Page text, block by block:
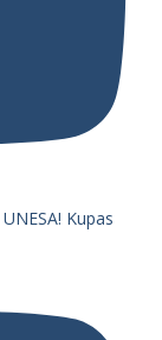
Kupas